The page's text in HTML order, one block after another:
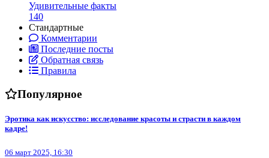
Удивительные факты
140
Стандартные
Комментарии
Последние посты
Обратная связь
Правила
Популярное
Эротика как искусство: исследование красоты и страсти в каждом
кадре!
06 март 2025, 16:30